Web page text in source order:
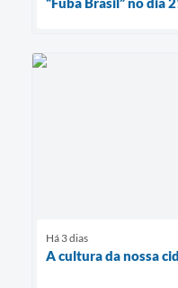
Há 3 dias
A cultura da nossa